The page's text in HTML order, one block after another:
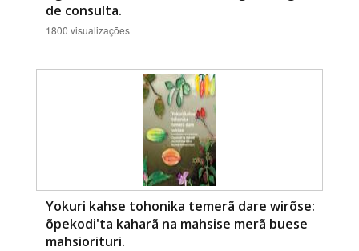
de consulta.
1800 visualizações
Yokuri kahse tohonika temerã dare wirõse:
õpekodi'ta kaharã na mahsise merã buese
mahsiorituri.